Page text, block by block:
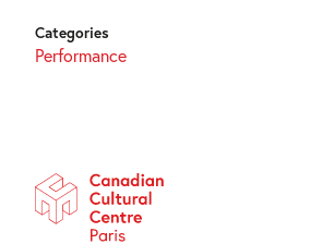
Categories
Performance